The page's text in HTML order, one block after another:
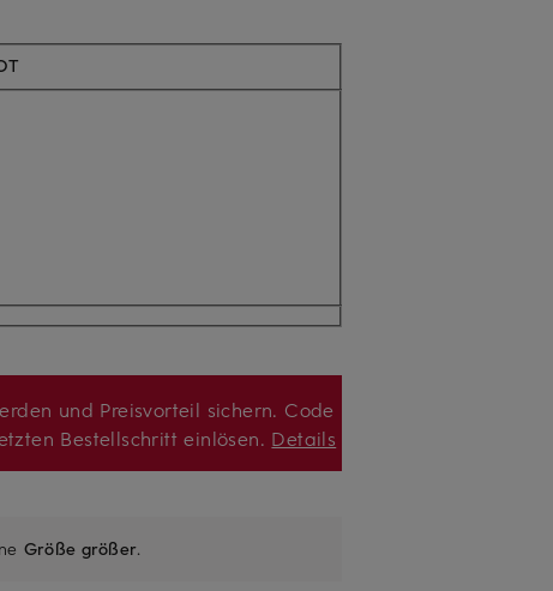
und Preisvorteil sichern. Code
Bestellschritt einlösen. Details
Größe größer.